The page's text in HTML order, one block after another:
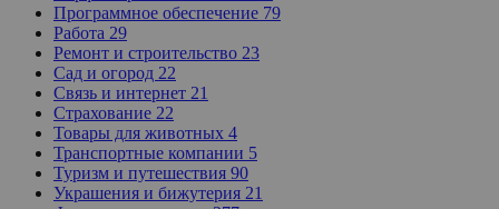
Программное обеспечение 79
Работа 29
Ремонт и строительство 23
Сад и огород 22
Связь и интернет 21
Страхование 22
Товары для животных 4
Транспортные компании 5
Туризм и путешествия 90
Украшения и бижутерия 21